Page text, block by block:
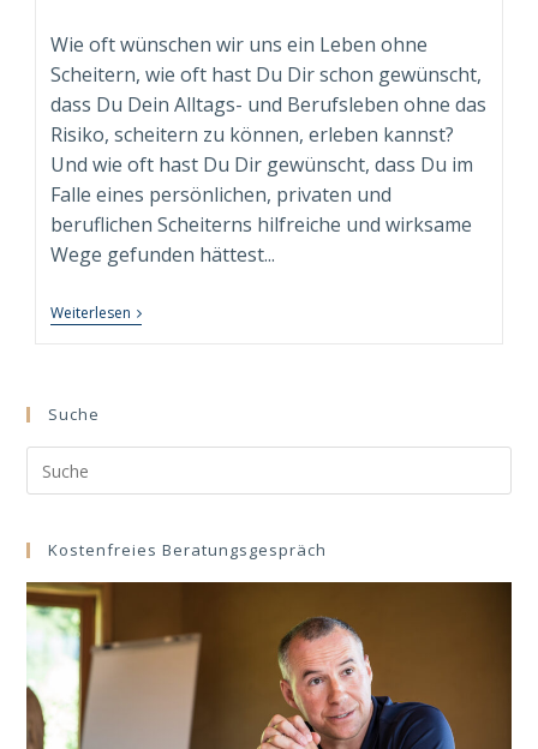
Wie oft wünschen wir uns ein Leben ohne
Scheitern, wie oft hast Du Dir schon gewünscht,
dass Du Dein Alltags- und Berufsleben ohne das
Risiko, scheitern zu können, erleben kannst?
Und wie oft hast Du Dir gewünscht, dass Du im
Falle eines persönlichen, privaten und
beruflichen Scheiterns hilfreiche und wirksame
Wege gefunden hättest...
Weiterlesen 8
Wege
Und
Beruf
Suche
Search
this
Kostenfreies Beratungsgespräch